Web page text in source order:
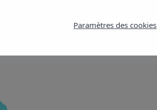
Paramètres des cookies